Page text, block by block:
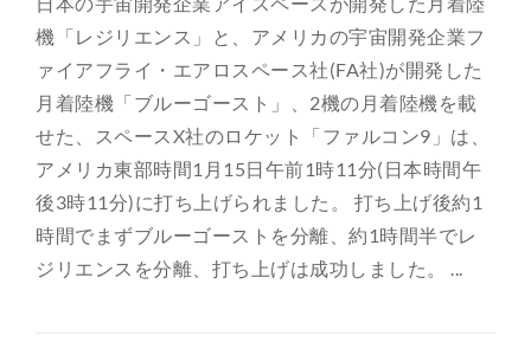
機「レジリエンス」と、アメリカの宇宙開発企業フ
ァイアフライ・エアロスペース社(FA社)が開発した
月着陸機「ブルーゴースト」、2機の月着陸機を載
せた、スペースX社のロケット「ファルコン9」は、
アメリカ東部時間1月15日午前1時11分(日本時間午
後3時11分)に打ち上げられました。 打ち上げ後約1
時間でまずブルーゴーストを分離、約1時間半でレ
ジリエンスを分離、打ち上げは成功しました。 ...